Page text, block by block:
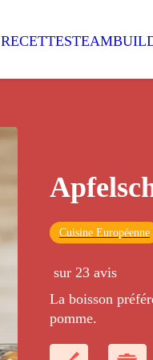
RECETTES
Cuisine Européenne
sur 23 avis
La boisson
pomme.